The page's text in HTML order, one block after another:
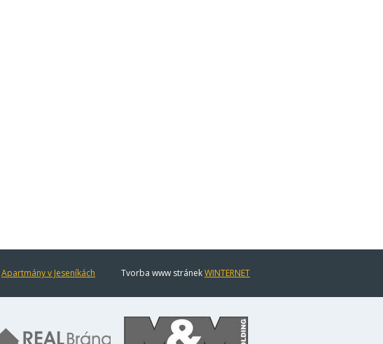
Apartmány v Jeseníkách Tvorba www stránekWINTERNET